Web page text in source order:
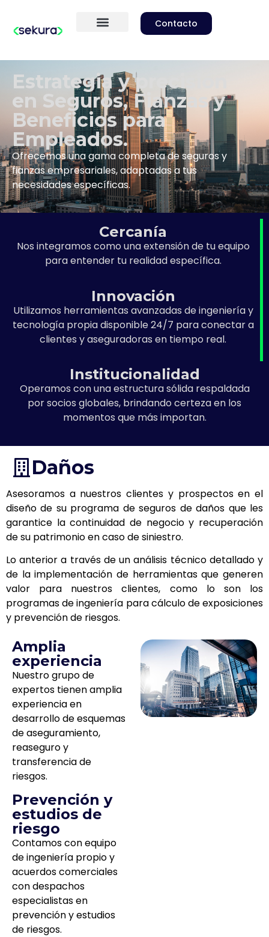
Contacto
Estrategia y precisión
en Seguros, Fianzas y
Beneficios para
Empleados.
Ofrecemos una gama completa de seguros y
fianzas empresariales, adaptadas a tus
necesidades específicas.
Cercanía
Nos integramos como una extensión de tu equipo
para entender tu realidad específica.
Innovación
Utilizamos herramientas avanzadas de ingeniería y
tecnología propia disponible 24/7 para conectar a
clientes y aseguradoras en tiempo real.
Institucionalidad
Operamos con una estructura sólida respaldada
por socios globales, brindando certeza en los
momentos que más importan.
Daños
Asesoramos a nuestros clientes y prospectos en el
diseño de su programa de seguros de daños que les
garantice la continuidad de negocio y recuperación
de su patrimonio en caso de siniestro.
Lo anterior a través de un análisis técnico detallado y
de la implementación de herramientas que generen
valor para nuestros clientes, como lo son los
programas de ingeniería para cálculo de exposiciones
y prevención de riesgos.
Amplia
experiencia
Nuestro grupo de
expertos tienen amplia
experiencia en
desarrollo de esquemas
de aseguramiento,
reaseguro y
transferencia de
riesgos.
Prevención y
estudios de
riesgo
Contamos con equipo
de ingeniería propio y
acuerdos comerciales
con despachos
especialistas en
prevención y estudios
de riesgos.